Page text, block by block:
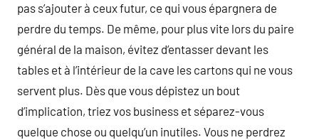
pas s’ajouter à ceux futur, ce qui vous épargnera de
perdre du temps. De même, pour plus vite lors du paire
général de la maison, évitez d’entasser devant les
tables et à l’intérieur de la cave les cartons qui ne vous
servent plus. Dès que vous dépistez un bout
d’implication, triez vos business et séparez-vous
quelque chose ou quelqu’un inutiles. Vous ne perdrez